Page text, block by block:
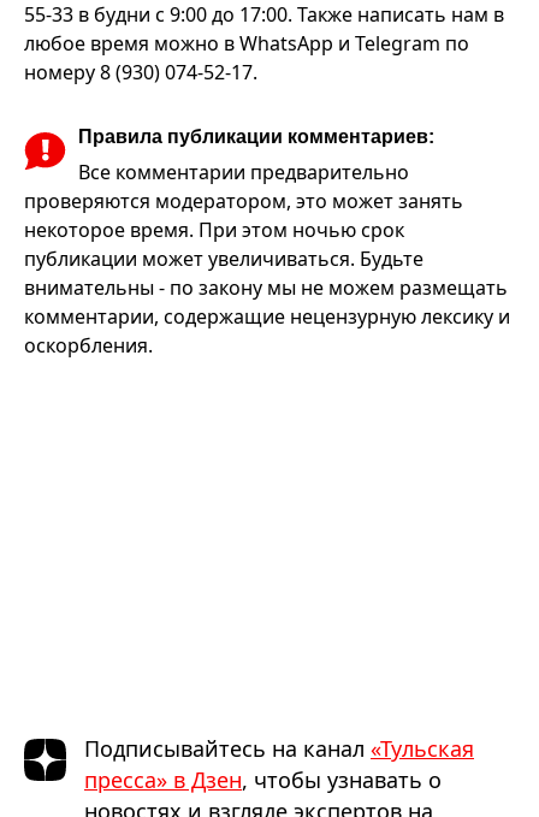
55-33 в будни с 9:00 до 17:00. Также написать нам в
любое время можно в WhatsApp и Telegram по
номеру 8 (930) 074-52-17.
Правила публикации комментариев:
Все комментарии предварительно
проверяются модератором, это может занять
некоторое время. При этом ночью срок
публикации может увеличиваться. Будьте
внимательны - по закону мы не можем размещать
комментарии, содержащие нецензурную лексику и
оскорбления.
Подписывайтесь на канал «Тульская
пресса» в Дзен, чтобы узнавать о
новостях и взгляде экспертов на